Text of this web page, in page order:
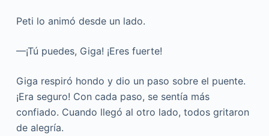
Peti lo animó desde un lado.
—¡Tú puedes, Giga! ¡Eres fuerte!
Giga respiró hondo y dio un paso sobre el puente.
¡Era seguro! Con cada paso, se sentía más
confiado. Cuando llegó al otro lado, todos gritaron
de alegría.